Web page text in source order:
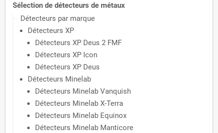
Sélection de détecteurs de métaux
Détecteurs par marque
Détecteurs XP
Détecteurs XP Deus 2 FMF
Détecteurs XP Icon
Détecteurs XP Deus
Détecteurs Minelab
Détecteurs Minelab Vanquish
Détecteurs Minelab X-Terra
Détecteurs Minelab Equinox
Détecteurs Minelab Manticore